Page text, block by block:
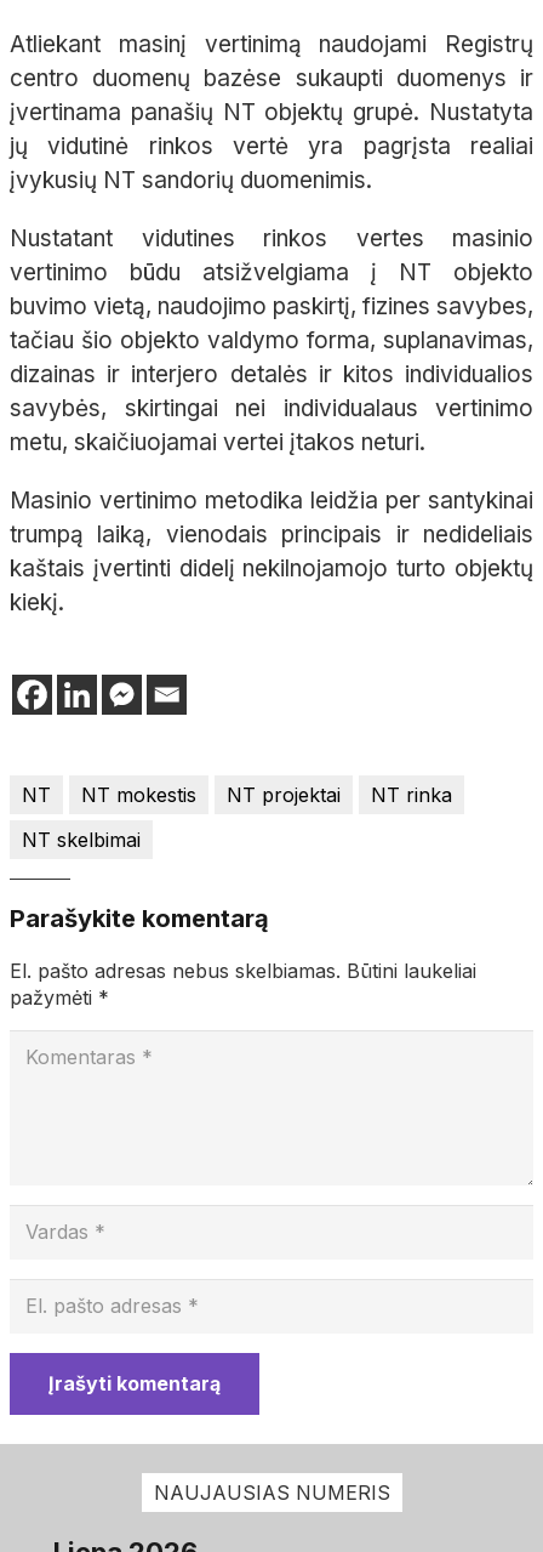
Atliekant masinį vertinimą naudojami Registrų
centro duomenų bazėse sukaupti duomenys ir
įvertinama panašių NT objektų grupė. Nustatyta
jų vidutinė rinkos vertė yra pagrįsta realiai
įvykusių NT sandorių duomenimis.
Nustatant vidutines rinkos vertes masinio
vertinimo būdu atsižvelgiama į NT objekto
buvimo vietą, naudojimo paskirtį, fizines savybes,
tačiau šio objekto valdymo forma, suplanavimas,
dizainas ir interjero detalės ir kitos individualios
savybės, skirtingai nei individualaus vertinimo
metu, skaičiuojamai vertei įtakos neturi.
Masinio vertinimo metodika leidžia per santykinai
trumpą laiką, vienodais principais ir nedideliais
kaštais įvertinti didelį nekilnojamojo turto objektų
kiekį.
NT NT mokestis NT projektai
NT rinka
NT skelbimai
Parašykite komentarą
El. pašto adresas nebus skelbiamas. Būtini laukeliai
pažymėti *
Įrašyti komentarą
NAUJAUSIAS NUMERIS